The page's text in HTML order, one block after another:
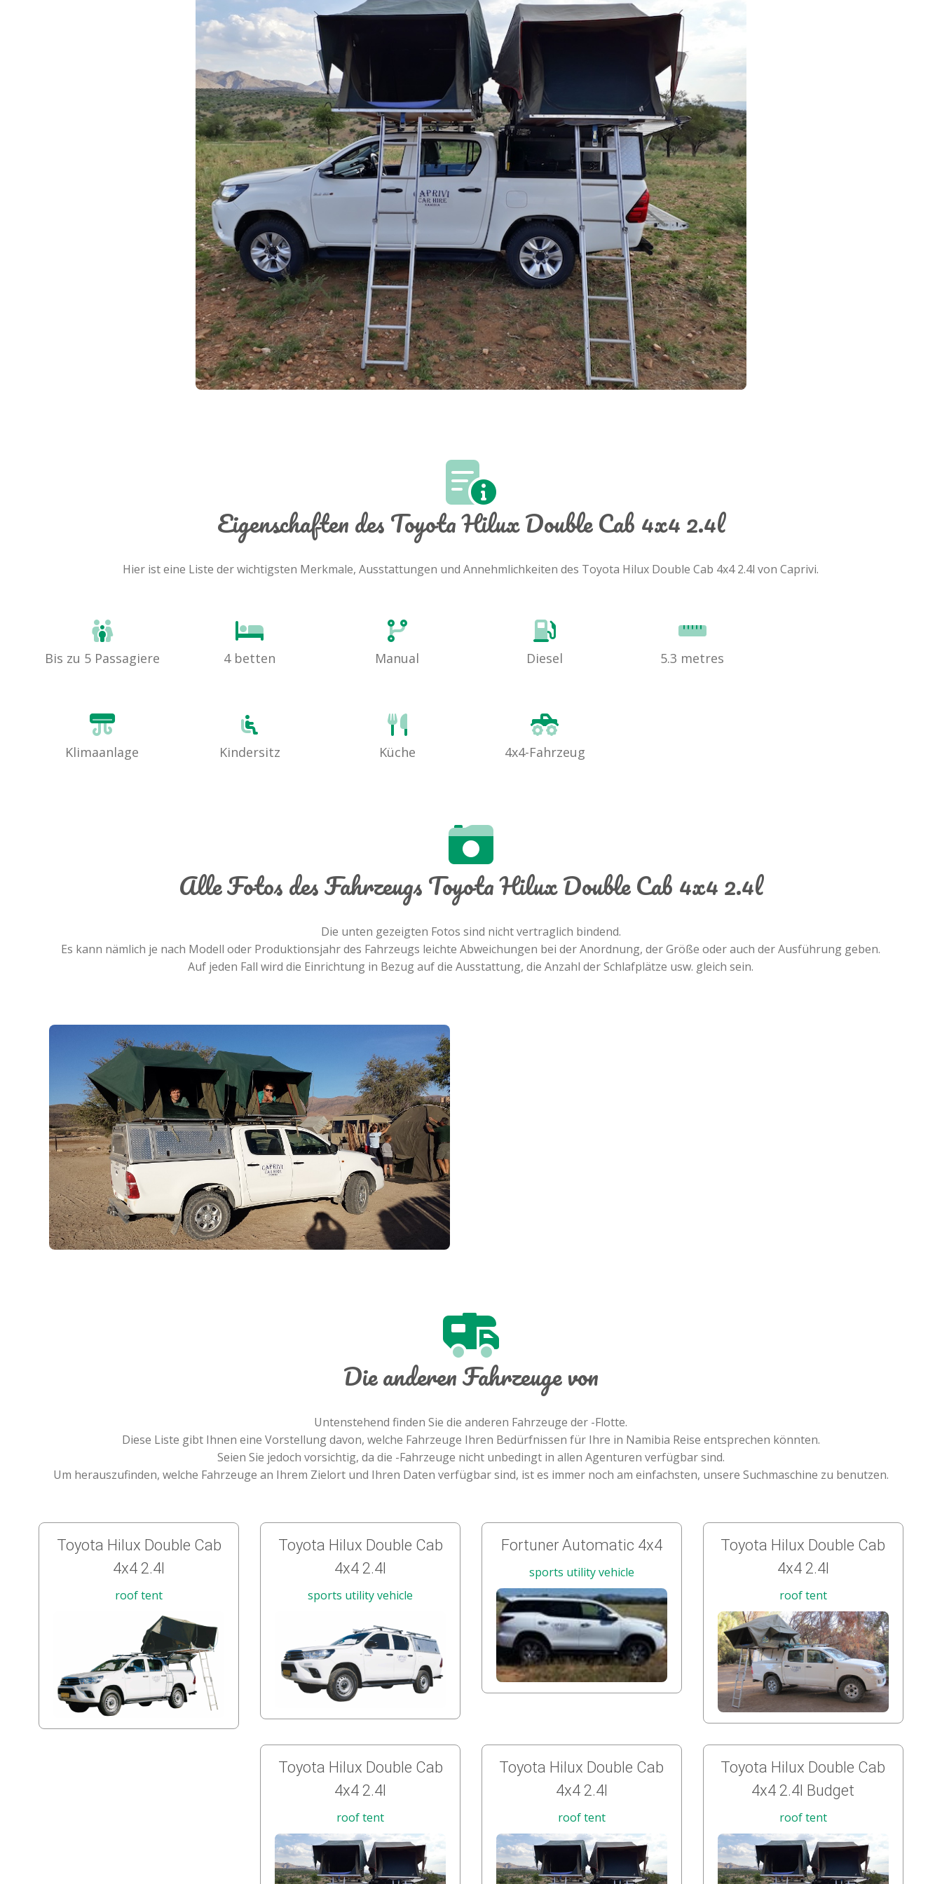
Eigenschaften des Toyota Hilux Double Cab 4x4 2.4l
Hier ist eine Liste der wichtigsten Merkmale, Ausstattungen und Annehmlichkeiten des Toyota Hilux Double Cab 4x4 2.4l von Caprivi.
Bis zu 5 Passagiere 4 betten Manual Diesel 5.3 metres
Klimaanlage Kindersitz Küche 4x4-Fahrzeug
Alle Fotos des Fahrzeugs Toyota Hilux Double Cab 4x4 2.4l
Die unten gezeigten Fotos sind nicht vertraglich bindend.
Es kann nämlich je nach Modell oder Produktionsjahr des Fahrzeugs leichte Abweichungen bei der Anordnung, der Größe oder auch der Ausführung geben.
Auf jeden Fall wird die Einrichtung in Bezug auf die Ausstattung, die Anzahl der Schlafplätze usw. gleich sein.
Die anderen Fahrzeuge von
Untenstehend finden Sie die anderen Fahrzeuge der -Flotte.
Diese Liste gibt Ihnen eine Vorstellung davon, welche Fahrzeuge Ihren Bedürfnissen für Ihre in Namibia Reise entsprechen könnten.
Seien Sie jedoch vorsichtig, da die -Fahrzeuge nicht unbedingt in allen Agenturen verfügbar sind.
Um herauszufinden, welche Fahrzeuge an Ihrem Zielort und Ihren Daten verfügbar sind, ist es immer noch am einfachsten, unsere Suchmaschine zu benutzen.
Toyota Hilux Double Cab
4x4 2.4l
roof tent
Toyota Hilux Double Cab
4x4 2.4l
sports utility vehicle
Fortuner Automatic 4x4
sports utility vehicle
Toyota Hilux Double Cab
4x4 2.4l
roof tent
Toyota Hilux Double Cab
4x4 2.4l
roof tent
Toyota Hilux Double Cab
4x4 2.4l
roof tent
Toyota Hilux Double Cab
4x4 2.4l Budget
roof tent